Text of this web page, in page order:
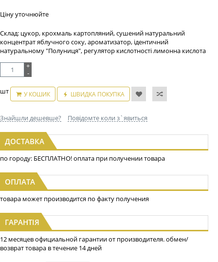
Ціну уточнюйте
Склад: цукор, крохмаль картопляний, сушений натуральний
концентрат яблучного соку, ароматизатор, ідентичний
натуральному "Полуниця", регулятор кислотності лимонна кислота
+
-
шт У КОШИК ШВИДКА ПОКУПКА
Знайшли дешевше? Повідомте коли з`явиться
ДОСТАВКА
по городу: БЕСПЛАТНО! оплата при получении товара
ОПЛАТА
товара может производится по факту получения
ГАРАНТІЯ
12 месяцев официальной гарантии от производителя. обмен/
возврат товара в течение 14 дней